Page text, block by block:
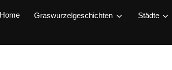
Home Graswurzelgeschichten Städte